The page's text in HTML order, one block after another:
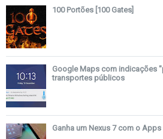
100 Portões [100 Gates]
Google Maps com indicações
transportes públicos
Ganha um Nexus 7 com o